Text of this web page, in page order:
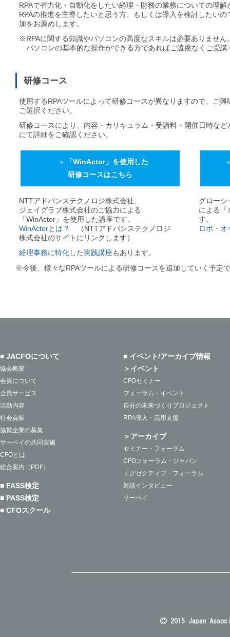
RPAで省力化・自動化をしたい経理・財務の業務についての理
RPAの推進を主導したいと思う方、もしくは導入を検討したい
加をお薦めします。
※RPAに関する知識やパソコンの高度なスキルは必要ありません
パソコンの基本的な操作ができる方であればご遠慮なくご受講
研修コース
使用するRPAツールによって研修コースが異なりますので、ご
ご選択ください。
研修コースにより、内容・カリキュラム・受講料・開催日時な
にて詳細をご確認ください。
»
「WinActor」を使用した
研修コースはこちら
NTTアドバンステクノロジ株式会社、
ジェイグラブ株式会社のご協力による
「WinActor」を使用した講座です。
WinActorとは？
（NTTアドバンステクノロジ
株式会社のサイトにリンクします）
経理事務に特化した実践講座もあります。
グローシ
による「
す。
ロボ・オ
※今後、様々なRPAツールによる研修コースを追加していく予定
■ JACFOについて
協会概要
会員について
会員サービス
活動内容
社会貢献
協賛企業の募集
サーベイの共同実施
CFOとは
総合案内（PDF）
■ FASS検定
■ PASS検定
■ CFOスクール
■ イベント/アーカイブ情報
＞イベント
CFOセミナー
フォーラム・イベント
自分の未来づくりプロジェクト
RPA導入・活用支援
＞アーカイブ
セミナー・フォーラム
CFOフォーラム・ジャパン
エグゼクティブ・フォーラム
対談インタビュー
サーベイ